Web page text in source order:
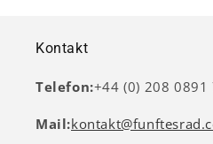
Kontakt
Telefon:+44 (0) 208 0891
Mail: